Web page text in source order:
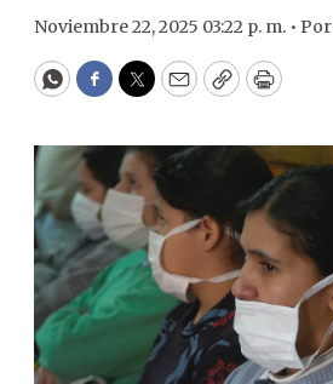
Noviembre 22, 2025 03:22 p. m. • Por
WhatsApp
Facebook
Twitter
EmailCopyPrint